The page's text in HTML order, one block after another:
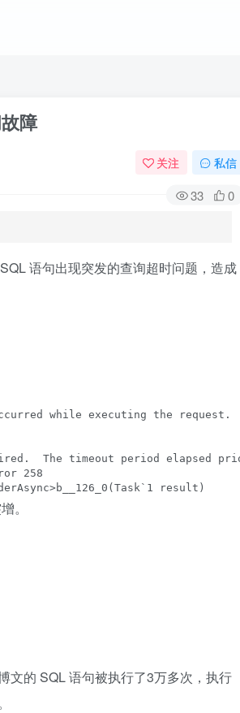
障
关注 私信
33
0
语句出现突发的查询超时问题，造成
while executing the request.
The timeout period
258
result)
。
文的 SQL 语句被执行了3万多次，执行